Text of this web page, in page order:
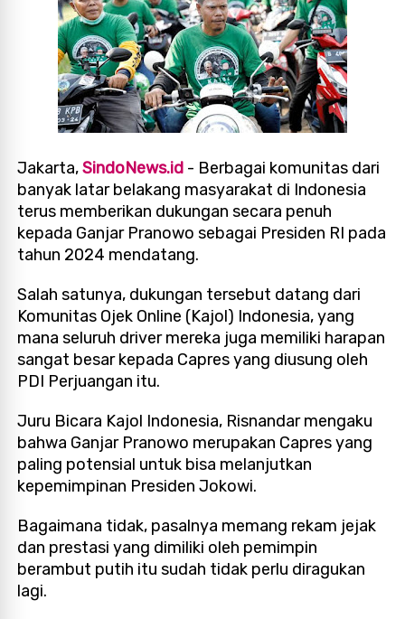
Jakarta,SindoNews.id - Berbagai komunitas dari
banyak latar belakang masyarakat di Indonesia
terus memberikan dukungan secara penuh
kepada Ganjar Pranowo sebagai Presiden RI pada
tahun 2024 mendatang.
Salah satunya, dukungan tersebut datang dari
Komunitas Ojek Online (Kajol) Indonesia, yang
mana seluruh driver mereka juga memiliki harapan
sangat besar kepada Capres yang diusung oleh
PDI Perjuangan itu.
Juru Bicara Kajol Indonesia, Risnandar mengaku
bahwa Ganjar Pranowo merupakan Capres yang
paling potensial untuk bisa melanjutkan
kepemimpinan Presiden Jokowi.
Bagaimana tidak, pasalnya memang rekam jejak
dan prestasi yang dimiliki oleh pemimpin
berambut putih itu sudah tidak perlu diragukan
lagi.